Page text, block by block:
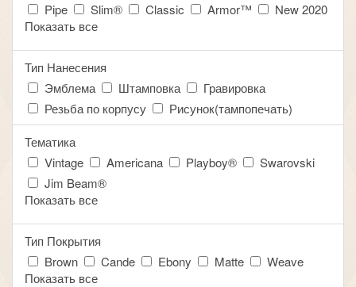
Pipe
Slim® Classic Armor™
New 2020
Показать все
Тип Нанесения
Эмблема
Штамповка
Гравировка
Резьба по корпусу
Рисунок(тампопечать)
Тематика
Vintage
Americana Playboy®
Swarovski
Jim Beam®
Показать все
Тип Покрытия
Brown
Cande Ebony Matte
Weave
Показать все